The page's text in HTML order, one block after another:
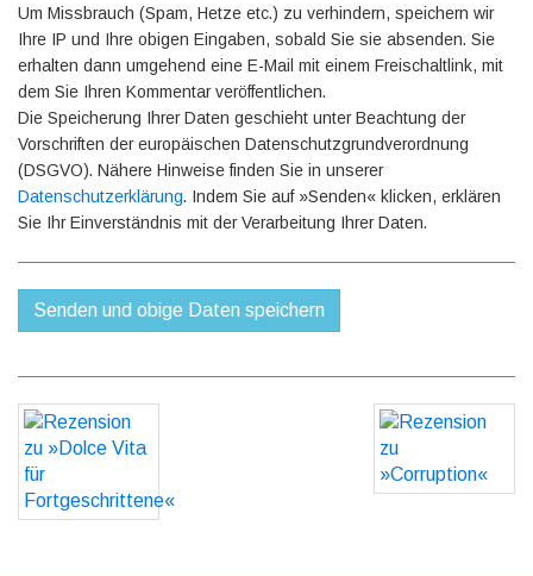
Um Missbrauch (Spam, Hetze etc.) zu verhindern, speichern wir
Ihre IP und Ihre obigen Eingaben, sobald Sie sie absenden. Sie
erhalten dann umgehend eine E-Mail mit einem Freischaltlink, mit
dem Sie Ihren Kommentar veröffentlichen.
Die Speicherung Ihrer Daten geschieht unter Beachtung der
Vorschriften der europäischen Datenschutzgrundverordnung
(DSGVO). Nähere Hinweise finden Sie in unserer
Datenschutzerklärung. Indem Sie auf »Senden« klicken, erklären
Sie Ihr Einverständnis mit der Verarbeitung Ihrer Daten.